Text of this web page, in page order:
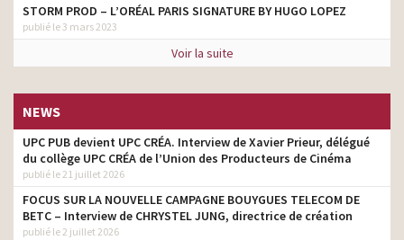
STORM PROD – L’ORÉAL PARIS SIGNATURE BY HUGO LOPEZ
publié le 3 mars 2023
Voir la suite
NEWS
UPC PUB devient UPC CRÉA. Interview de Xavier Prieur, délégué
du collège UPC CRÉA de l’Union des Producteurs de Cinéma
publié le 21 juillet 2026
FOCUS SUR LA NOUVELLE CAMPAGNE BOUYGUES TELECOM DE
BETC – Interview de CHRYSTEL JUNG, directrice de création
publié le 2 juillet 2026